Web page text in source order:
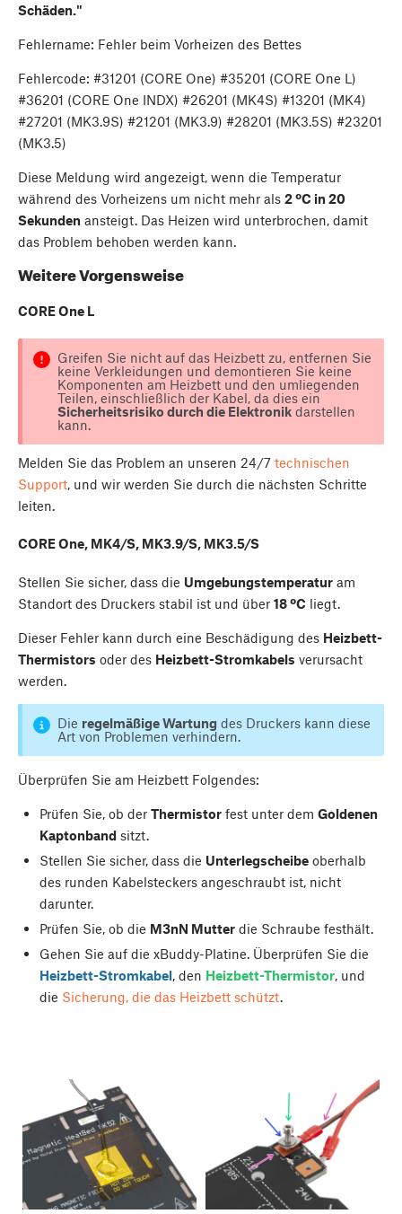
Schäden."
Fehlername: Fehler beim Vorheizen des Bettes
Fehlercode: #31201 (CORE One) #35201 (CORE One L)
#36201 (CORE One INDX) #26201 (MK4S) #13201 (MK4)
#27201 (MK3.9S) #21201 (MK3.9) #28201 (MK3.5S) #23201
(MK3.5)
Diese Meldung wird angezeigt, wenn die Temperatur
während des Vorheizens um nicht mehr als 2 ºC in 20
Sekunden ansteigt. Das Heizen wird unterbrochen, damit
das Problem behoben werden kann.
Weitere Vorgensweise
CORE One L
Greifen Sie nicht auf das Heizbett zu, entfernen Sie
keine Verkleidungen und demontieren Sie keine
Komponenten am Heizbett und den umliegenden
Teilen, einschließlich der Kabel, da dies ein
Sicherheitsrisiko durch die Elektronikdarstellen
kann.
Melden Sie das Problem an unseren 24/7 technischen
Support , und wir werden Sie durch die nächsten Schritte
leiten.
CORE One, MK4/S, MK3.9/S, MK3.5/S
Stellen Sie sicher, dass die Umgebungstemperatur am
Standort des Druckers stabil ist und über 18 ºC liegt.
Dieser Fehler kann durch eine Beschädigung des Heizbett-
Thermistors oder des Heizbett-Stromkabels verursacht
werden.
Die regelmäßige Wartung des Druckers kann diese
Art von Problemen verhindern.
Überprüfen Sie am Heizbett Folgendes:
Prüfen Sie, ob der Thermistorfest unter dem Goldenen
Kaptonbandsitzt.
Stellen Sie sicher, dass die Unterlegscheibeoberhalb
des runden Kabelsteckers angeschraubt ist, nicht
darunter.
Prüfen Sie, ob die M3nN Mutterdie Schraube festhält.
Gehen Sie auf die xBuddy-Platine. Überprüfen Sie die
Heizbett-Stromkabel, den Heizbett-Thermistor, und
die Sicherung, die das Heizbett schützt.